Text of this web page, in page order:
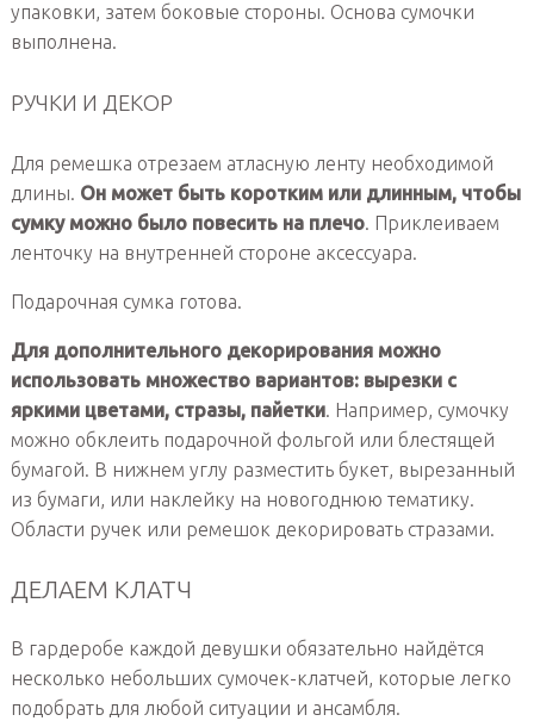
упаковки, затем боковые стороны. Основа сумочки
выполнена.
РУЧКИ И ДЕКОР
Для ремешка отрезаем атласную ленту необходимой
длины. Он может быть коротким или длинным, чтобы
сумку можно было повесить на плечо. Приклеиваем
ленточку на внутренней стороне аксессуара.
Подарочная сумка готова.
Для дополнительного декорирования можно
использовать множество вариантов: вырезки с
яркими цветами, стразы, пайетки. Например, сумочку
можно обклеить подарочной фольгой или блестящей
бумагой. В нижнем углу разместить букет, вырезанный
из бумаги, или наклейку на новогоднюю тематику.
Области ручек или ремешок декорировать стразами.
ДЕЛАЕМ КЛАТЧ
В гардеробе каждой девушки обязательно найдётся
несколько небольших сумочек-клатчей, которые легко
подобрать для любой ситуации и ансамбля.